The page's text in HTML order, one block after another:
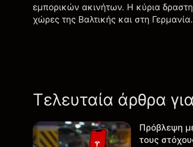
εμπορικών ακινήτων. Η κύρια
χώρες της Βαλτικής και στη Γερμανία.
Τελευταία άρθρα
Πρόβλεψη
τους